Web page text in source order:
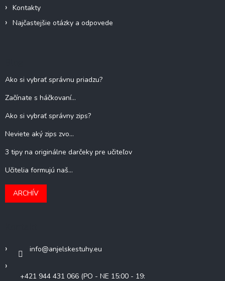
Kontakty
Najčastejšie otázky a odpovede
Ako si vybrať správnu priadzu?
Začínate s háčkovaní...
Ako si vybrať správny zips?
Neviete aký zips zvo...
3 tipy na originálne darčeky pre učiteľov
Učitelia formujú naš...
ARCHÍV
info@anjelskestuhy.eu
+421 944 431 066 (PO - NE 15:00 - 19: